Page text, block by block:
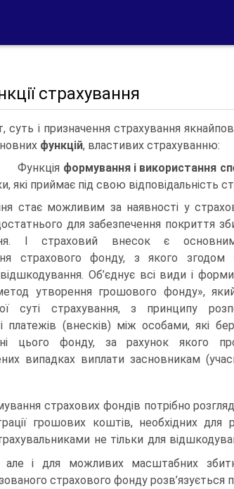
страхування
суть і призначення страхування
функцій, властивих страхуванню:
формування і використання
які приймає під свою відповідальність
стає можливим за наявності у
для забезпечення покриття
І страховий внесок є
страхового фонду, з якого згодом
Об’єднує всі види і
утворення грошового фонду»,
суті страхування, з принципу
платежів (внесків) між особами, які
цього фонду, за рахунок якого
випадках виплати засновникам
страхових фондів потрібно
грошових коштів, необхідних для
не тільки для
але і для можливих масштабних
страхового фонду